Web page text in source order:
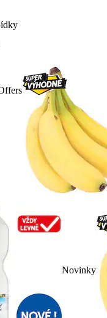
Novinky